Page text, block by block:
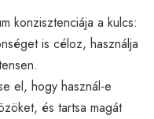
konzisztenciája a kulcs:
is céloz, használja
el, hogy használ-e
és tartsa magát